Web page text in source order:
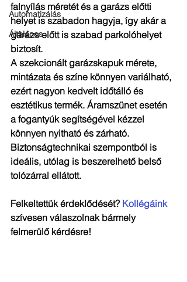
Automatizálás
Általános
falnyílás méretét és a garázs előtti
helyet is szabadon hagyja, így akár a
gárázs előtt is szabad parkolóhelyet
biztosít.
A szekcionált garázskapuk mérete,
mintázata és színe könnyen variálható,
ezért nagyon kedvelt időtálló és
esztétikus termék. Áramszünet esetén
a fogantyúk segítségével kézzel
könnyen nyitható és zárható.
Biztonságtechnikai szempontból is
ideális, utólag is beszerelhető belső
tolózárral ellátott.
Felkeltettük érdeklődését? Kollégáink
szívesen válaszolnak bármely
felmerülő kérdésre!